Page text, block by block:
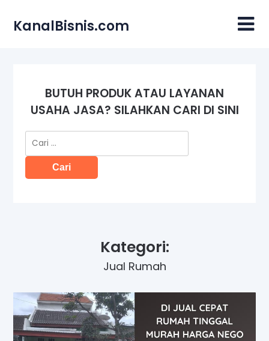
content
KanalBisnis.com
BUTUH PRODUK ATAU LAYANAN
USAHA JASA? SILAHKAN CARI DI SINI
Cari
untuk:
Kategori:
Jual Rumah